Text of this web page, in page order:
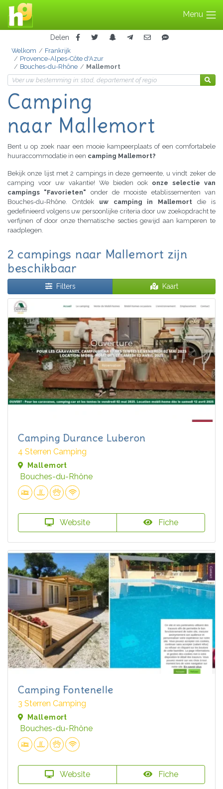
Menu
Delen
Welkom
Frankrijk
Provence-Alpes-Côte d'Azur
Bouches-du-Rhône
Mallemort
Camping
naar Mallemort
Bent u op zoek naar een mooie kampeerplaats of een comfortabele
huuraccommodatie in een camping Mallemort?
Bekijk onze lijst met 2 campings in deze gemeente, u vindt zeker de
camping voor uw vakantie! We bieden ook onze selectie van
campings "Favorieten" onder de mooiste etablissementen van
Bouches-du-Rhône. Ontdek uw camping in Mallemort die is
gedefinieerd volgens uw persoonlijke criteria door uw zoekopdracht te
verfijnen of door onze thematische secties gewijd aan kamperen te
raadplegen.
2 campings naar Mallemort zijn
beschikbaar
Filters Kaart
Camping Durance Luberon
4 Sterren Camping
Mallemort
Bouches-du-Rhône
Website Fiche
Camping Fontenelle
3 Sterren Camping
Mallemort
Bouches-du-Rhône
Website Fiche